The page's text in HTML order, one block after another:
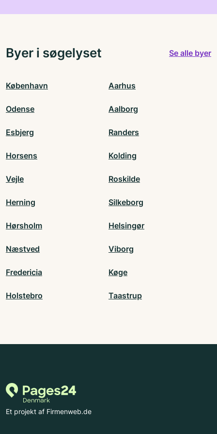
Byer i søgelyset Se alle byer
København Aarhus
Odense Aalborg
Esbjerg Randers
Horsens Kolding
Vejle Roskilde
Herning Silkeborg
Hørsholm Helsingør
Næstved Viborg
Fredericia Køge
Holstebro Taastrup
Et projekt af Firmenweb.de